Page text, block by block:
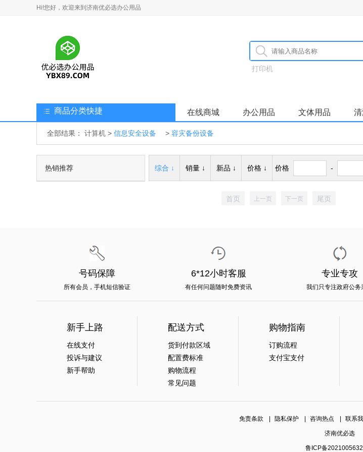
Hi!您好，欢迎来到济南优必选办公用品
打印机
商品分类快捷 在线商城 办公用品 文体用品
全部结果： 计算机 > 信息安全设备 > 容灾备份设备
热销推荐 综合 ↓ 销量 ↓ 新品 ↓ 价格 ↓ 价格 -
首页 上一页 下一页 尾页
号码保障
所有会员，手机短信验证
6*12小时客服
有任何问题随时免费资讯
专业专攻
我们只专注政府公务
新手上路
在线支付
投诉与建议
新手帮助
配送方式
货到付款区域
配置费标准
购物流程
常见问题
购物指南
订购流程
支付宝支付
免责条款 隐私保护 咨询热点 联系
济南优必选
鲁ICP备